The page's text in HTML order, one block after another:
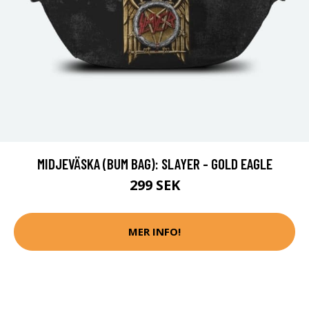
MIDJEVÄSKA (BUM BAG): SLAYER - GOLD EAGLE
299 SEK
MER INFO!